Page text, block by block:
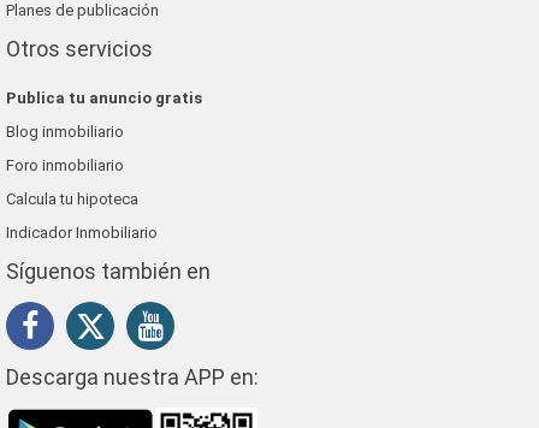
Planes de publicación
Otros servicios
Publica tu anuncio gratis
Blog inmobiliario
Foro inmobiliario
Calcula tu hipoteca
Indicador Inmobiliario
Síguenos también en
Descarga nuestra APP en: